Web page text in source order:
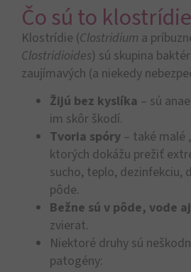
Čo sú to klostrídie
Klostrídie (Clostridium a
Clostridioides) sú skupina
zaujímavých (a niekedy
Žijú bez kyslíka – sú
im skôr škodí.
Tvoria spóry – také malé
ktorých dokážu prežiť
sucho, teplo, dezinfekciu,
pôde.
Bežne sú v pôde, vode
zvierat.
Niektoré druhy sú
patogény: